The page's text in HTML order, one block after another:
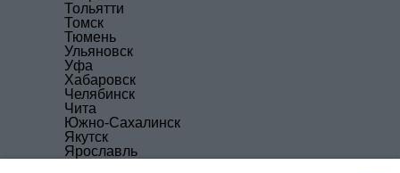
Тольятти
Томск
Тюмень
Ульяновск
Уфа
Хабаровск
Челябинск
Чита
Южно-Сахалинск
Якутск
Ярославль